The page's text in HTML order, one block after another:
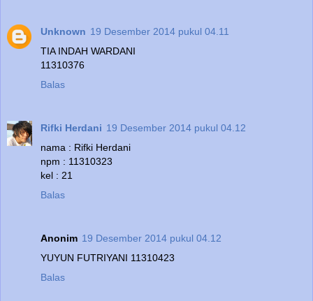
Unknown 19 Desember 2014 pukul 04.11
TIA INDAH WARDANI
11310376
Balas
Rifki Herdani 19 Desember 2014 pukul 04.12
nama : Rifki Herdani
npm : 11310323
kel : 21
Balas
Anonim 19 Desember 2014 pukul 04.12
YUYUN FUTRIYANI 11310423
Balas